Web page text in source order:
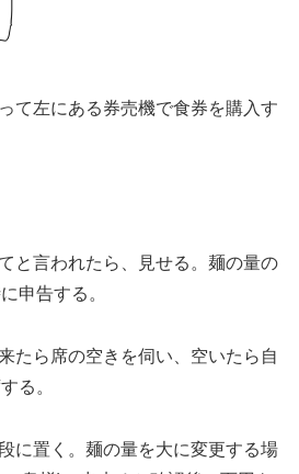
て左にある券売機で食券を購入す
と言われたら、見せる。麺の量の
申告する。
たら席の空きを伺い、空いたら自
る。
に置く。麺の量を大に変更する場